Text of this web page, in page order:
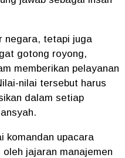
negara, tetapi juga
gotong royong,
memberikan pelayanan
nilai tersebut harus
dalam setiap
komandan upacara
jajaran manajemen